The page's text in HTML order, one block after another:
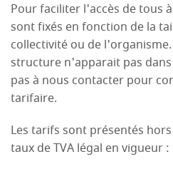
Pour faciliter l'accès de tous
sont fixés en fonction de la
collectivité ou de
structure n'apparait pas
pas à nous contacter pour
tarifaire.
Les tarifs sont présentés
taux de TVA légal en vigueur :